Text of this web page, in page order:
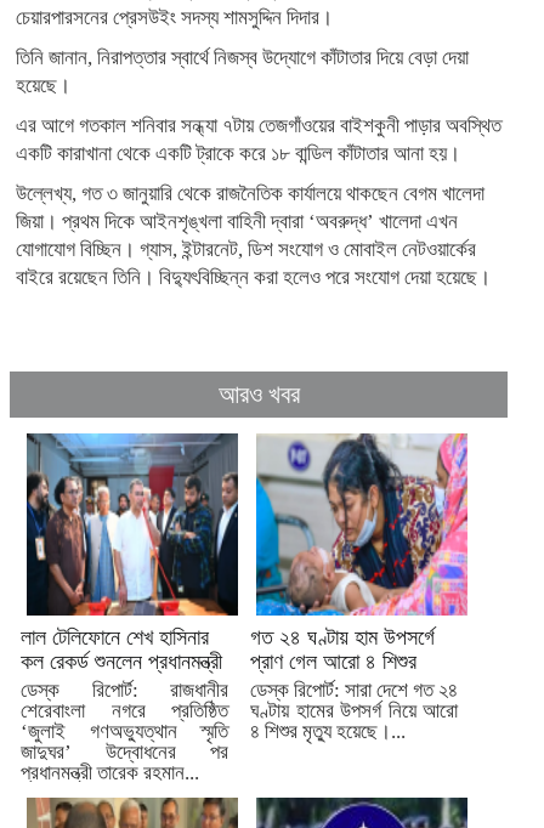
চেয়ারপারসনের প্রেসউইং সদস্য শামসুদ্দিন দিদার।
তিনি জানান, নিরাপত্তার স্বার্থে নিজস্ব উদ্যোগে কাঁটাতার দিয়ে বেড়া দেয়া
হয়েছে।
এর আগে গতকাল শনিবার সন্ধ্যা ৭টায় তেজগাঁওয়ের বাইশকুনী পাড়ার অবস্থিত
একটি কারাখানা থেকে একটি ট্রাকে করে ১৮ বান্ডিল কাঁটাতার আনা হয়।
উল্লেখ্য, গত ৩ জানুয়ারি থেকে রাজনৈতিক কার্যালয়ে থাকছেন বেগম খালেদা
জিয়া। প্রথম দিকে আইনশৃঙ্খলা বাহিনী দ্বারা ‘অবরুদ্ধ’ খালেদা এখন
যোগাযোগ বিচ্ছিন। গ্যাস, ইন্টারনেট, ডিশ সংযোগ ও মোবাইল নেটওয়ার্কের
বাইরে রয়েছেন তিনি। বিদ্যুৎবিচ্ছিন্ন করা হলেও পরে সংযোগ দেয়া হয়েছে।
আরও খবর
লাল টেলিফোনে শেখ হাসিনার
কল রেকর্ড শুনলেন প্রধানমন্ত্রী
ডেস্ক রিপোর্ট: রাজধানীর
শেরেবাংলা নগরে প্রতিষ্ঠিত
‘জুলাই গণঅভ্যুত্থান স্মৃতি
জাদুঘর’ উদ্বোধনের পর
প্রধানমন্ত্রী তারেক রহমান...
গত ২৪ ঘণ্টায় হাম উপসর্গে
প্রাণ গেল আরো ৪ শিশুর
ডেস্ক রিপোর্ট: সারা দেশে গত ২৪
ঘণ্টায় হামের উপসর্গ নিয়ে আরো
৪ শিশুর মৃত্যু হয়েছে।...